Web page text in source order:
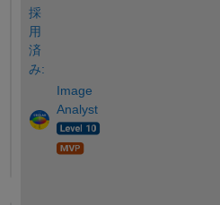
採
用
済
み:
Image
Analyst